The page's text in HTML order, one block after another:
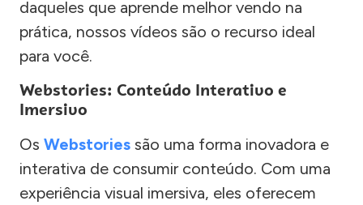
daqueles que aprende melhor vendo na
prática, nossos vídeos são o recurso ideal
para você.
Webstories: Conteúdo Interativo e
Imersivo
Os Webstories são uma forma inovadora e
interativa de consumir conteúdo. Com uma
experiência visual imersiva, eles oferecem